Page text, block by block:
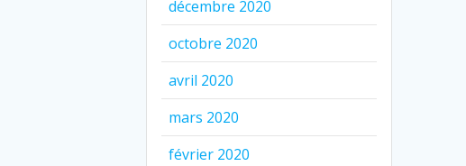
décembre 2020
octobre 2020
avril 2020
mars 2020
février 2020